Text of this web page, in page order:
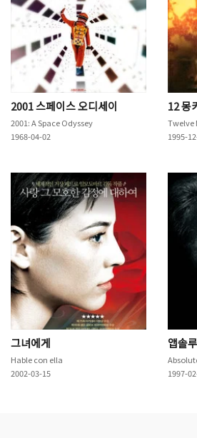
2001 스페이스 오디세이
2001: A Space Odyssey
1968-04-02
12 몽
Twelve
1995-
그녀에게
Hable con ella
2002-03-15
앱솔
1997-